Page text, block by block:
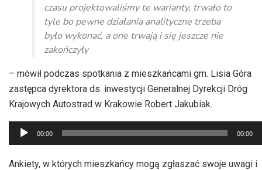
czasu projektowaliśmy te warianty, trwało to
tyle bo pewne działania analityczne trzeba
było wykonać, a one trwają i się jeszcze nie
zakończyły
– mówił podczas spotkania z mieszkańcami gm. Lisia Góra
zastępca dyrektora ds. inwestycji Generalnej Dyrekcji Dróg
Krajowych Autostrad w Krakowie Robert Jakubiak.
Odtwarzacz
plików
dźwiękowych
00:00 00:00
Ankiety, w których mieszkańcy mogą zgłaszać swoje uwagi i